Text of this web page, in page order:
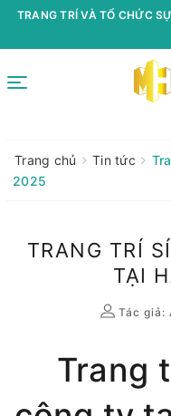
TRANG TRÍ VÀ TỔ CHỨC
Trang chủ Tin tức
2025
TRANG TRÍ
TẠI
Tác giả:
Trang